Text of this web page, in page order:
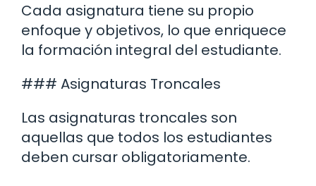
Cada asignatura tiene su propio
enfoque y objetivos, lo que enriquece
la formación integral del estudiante.
### Asignaturas Troncales
Las asignaturas troncales son
aquellas que todos los estudiantes
deben cursar obligatoriamente.